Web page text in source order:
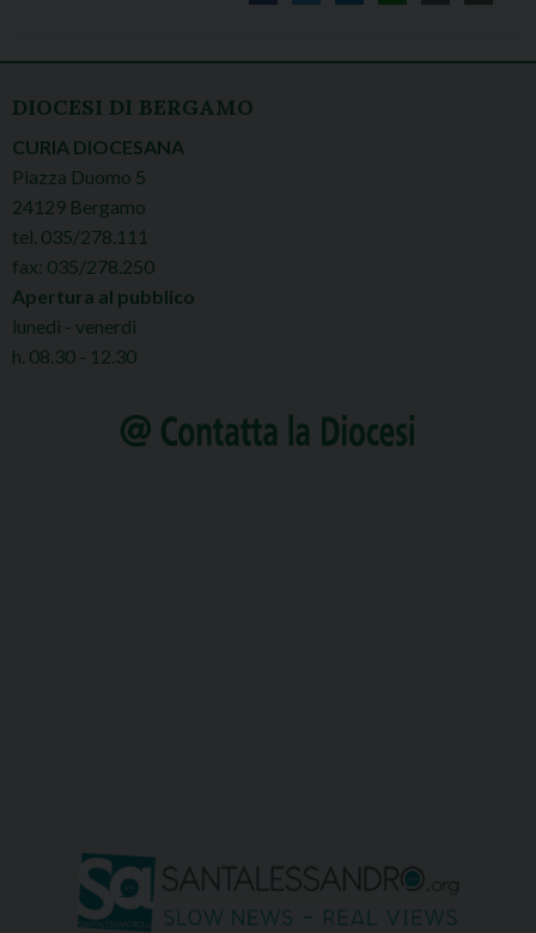
DIOCESI DI BERGAMO
CURIA DIOCESANA
Piazza Duomo 5
24129 Bergamo
tel. 035/278.111
fax: 035/278.250
Apertura al pubblico
lunedì - venerdì
h. 08.30 - 12.30